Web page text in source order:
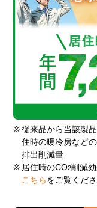
※ 従来品から当該製
住時の暖冷房など
排出削減量
※ 居住時のCO2削減
こちら をご覧くださ